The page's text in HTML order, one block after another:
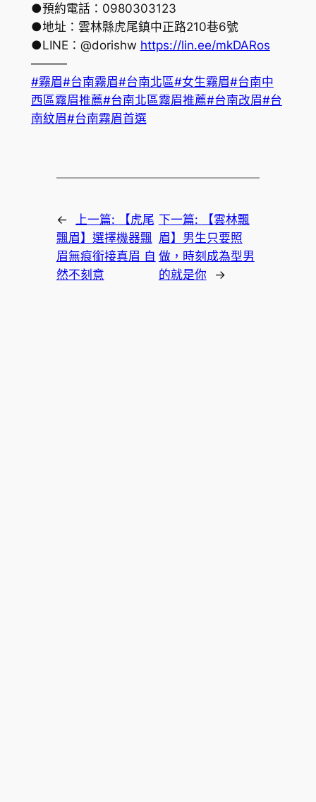
●預約電話：0980303123
●地址：雲林縣虎尾鎮中正路210巷6號
●LINE：@dorishw https://lin.ee/mkDARos
———
#霧眉#台南霧眉#台南北區#女生霧眉#台南中
西區霧眉推薦#台南北區霧眉推薦#台南改眉#台
南紋眉#台南霧眉首選
← 上一篇:
【虎尾
飄眉】選擇機器飄
眉無痕銜接真眉 自
然不刻意
下一篇:
【雲林飄
眉】男生只要照
做，時刻成為型男
的就是你
→